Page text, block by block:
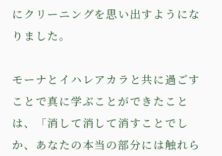
にクリーニングを思い出すようにな
りました。
モーナとイハレアカラと共に過ごす
ことで真に学ぶことができたこと
は、「消して消して消すことでし
か、あなたの本当の部分には触れら